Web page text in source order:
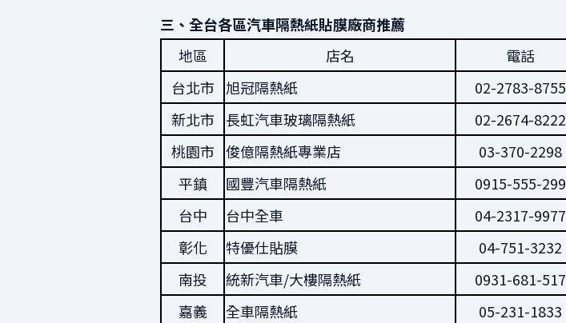
三、全台各區汽車隔熱紙貼膜廠商推薦
地區
店名 電話
台北市
旭冠隔熱紙 02-2783-8755
新北市
長虹汽車玻璃隔熱紙 02-2674-8222
桃園市 俊億隔熱紙專業店 03-370-2298
平鎮
國豐汽車隔熱紙 0915-555-299
台中
台中全車 04-2317-9977
彰化
特優仕貼膜 04-751-3232
南投
統新汽車/大樓隔熱紙 0931-681-517
嘉義
全車隔熱紙 05-231-1833